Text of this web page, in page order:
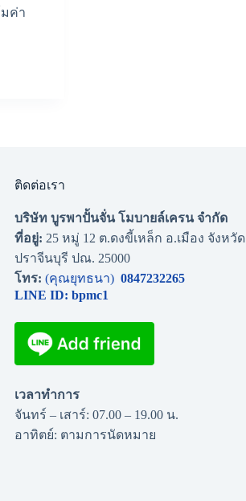
ค่า
ติดต่อเรา
บริษัท บูรพาปั้นจั่น โมบายล์เครน จำกัด
ที่อยู่: 25 หมู่ 12 ต.ดงขี้เหล็ก อ.เมือง จังหวัด
ปราจีนบุรี ปณ. 25000
โทร:(คุณยุทธนา) 0847232265
LINE ID: bpmc1
เวลาทำการ
จันทร์ – เสาร์: 07.00 – 19.00 น.
อาทิตย์: ตามการนัดหมาย